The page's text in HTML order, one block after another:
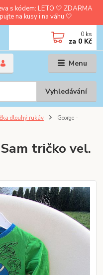
s kódem: LETO 🤍 ZDARMA
na kusy i na váhu 🤍
Menu
Vyhledávání
0 ks
za 0 Kč
dlouhý rukáv
George -
tričko vel.